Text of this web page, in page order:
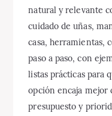
natural y relevante
cuidado de uñas,
casa, herramientas,
paso a paso, con
listas prácticas para
opción encaja mejor
presupuesto y